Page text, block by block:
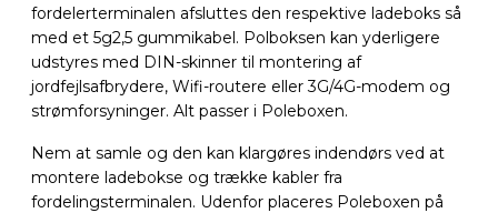
fordelerterminalen afsluttes den respektive ladeboks så
med et 5g2,5 gummikabel. Polboksen kan yderligere
udstyres med DIN-skinner til montering af
jordfejlsafbrydere, Wifi-routere eller 3G/4G-modem og
strømforsyninger. Alt passer i Poleboxen.
Nem at samle og den kan klargøres indendørs ved at
montere ladebokse og trække kabler fra
fordelingsterminalen. Udenfor placeres Poleboxen på